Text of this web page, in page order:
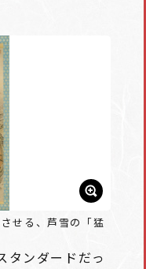
せる、芦雪の「猛
タンダードだっ